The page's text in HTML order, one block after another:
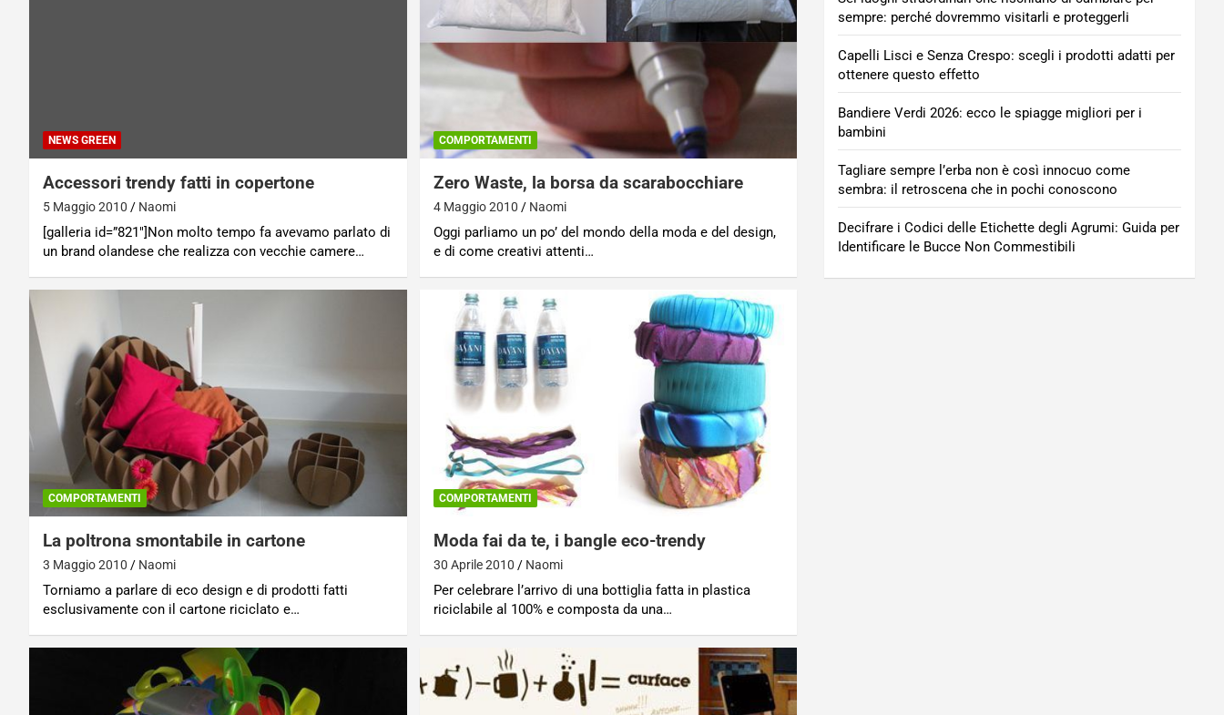
NEWS GREEN
Accessori trendy fatti in copertone
5 Maggio 2010 Naomi
[galleria id=”821″]Non molto tempo fa avevamo parlato di
un brand olandese che realizza con vecchie camere…
COMPORTAMENTI
Zero Waste, la borsa da scarabocchiare
4 Maggio 2010 Naomi
Oggi parliamo un po’ del mondo della moda e del design,
e di come creativi attenti…
COMPORTAMENTI
La poltrona smontabile in cartone
3 Maggio 2010 Naomi
Torniamo a parlare di eco design e di prodotti fatti
esclusivamente con il cartone riciclato e…
COMPORTAMENTI
Moda fai da te, i bangle eco-trendy
30 Aprile 2010 Naomi
Per celebrare l’arrivo di una bottiglia fatta in plastica
riciclabile al 100% e composta da una…
sempre: perché dovremmo visitarli e proteggerli
Capelli Lisci e Senza Crespo: scegli i prodotti adatti per
ottenere questo effetto
Bandiere Verdi 2026: ecco le spiagge migliori per i
bambini
Tagliare sempre l’erba non è così innocuo come
sembra: il retroscena che in pochi conoscono
Decifrare i Codici delle Etichette degli Agrumi: Guida per
Identificare le Bucce Non Commestibili